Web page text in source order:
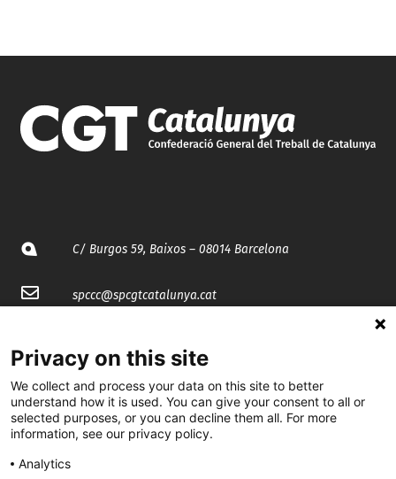
C/ Burgos 59, Baixos – 08014 Barcelona
spccc@spcgtcatalunya.cat
@CGTCatalunya
cgtcatalunya
CGTCatalunya
Privacy on this site
We collect and process your data on this site to better
understand how it is used. You can give your consent to all or
selected purposes, or you can decline them all. For more
information, see our privacy policy.
Analytics